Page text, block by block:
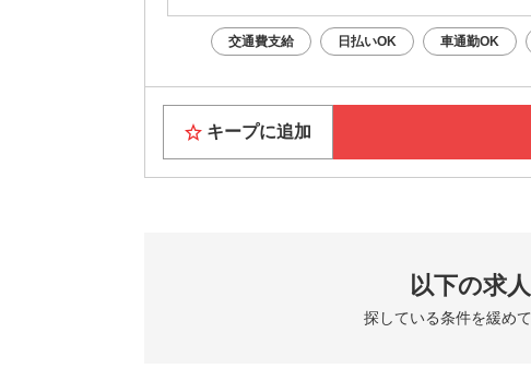
※構内の（無
交通費支給 日払いOK 車通勤OK
キープに追加
以下の求
探している条件を緩め